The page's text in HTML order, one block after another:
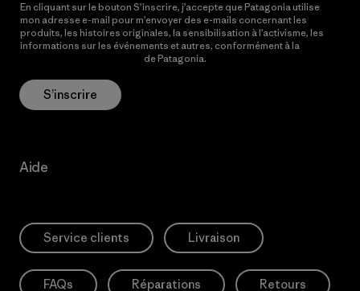
En cliquant sur le bouton S’inscrire, j’accepte que Patagonia utilise
mon adresse e-mail pour m’envoyer des e-mails concernant les
produits, les histoires originales, la sensibilisation à l’activisme, les
informations sur les événements et autres, conformément à la
de Patagonia.
S’inscrire
Aide
Service clients Livraison
FAQs Réparations Retours